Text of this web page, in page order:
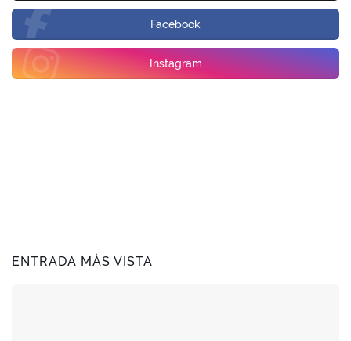
Facebook
Instagram
ENTRADA MÀS VISTA